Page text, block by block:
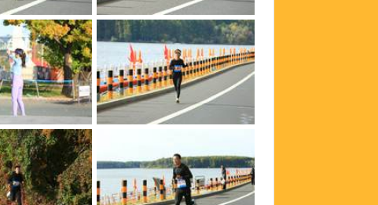
bedusQGQazj3c3QRs0uJmomdzSJgueiZVaOu46S3BQuwioXPI6qPlXmv22oaJq6H bedusQGQazj3c3QRs0uJmkZfsTOJpHHyzWBI2FUGDbaUPPoOt8ai05BW51sYKcfp
bedusQGQazj3c3QRs0uJmuejEMCIxXrk9zoFrAX921x92BtFidkMdbtB8xwiKd9u